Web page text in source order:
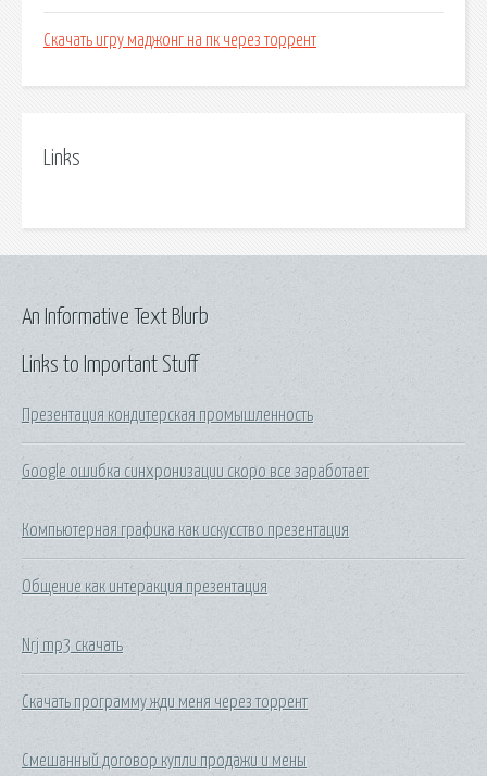
Скачать игру маджонг на пк через торрент
Links
Links to Important Stuff
Презентация кондитерская промышленность
Google ошибка синхронизации скоро все заработает
Компьютерная графика как искусство презентация
Общение как интеракция презентация
Nrj mp3 скачать
Скачать программу жди меня через торрент
Смешанный договор купли продажи и мены
An Informative Text Blurb